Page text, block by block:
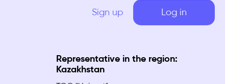
Sign up Log in
Representative in the region:
Kazakhstan